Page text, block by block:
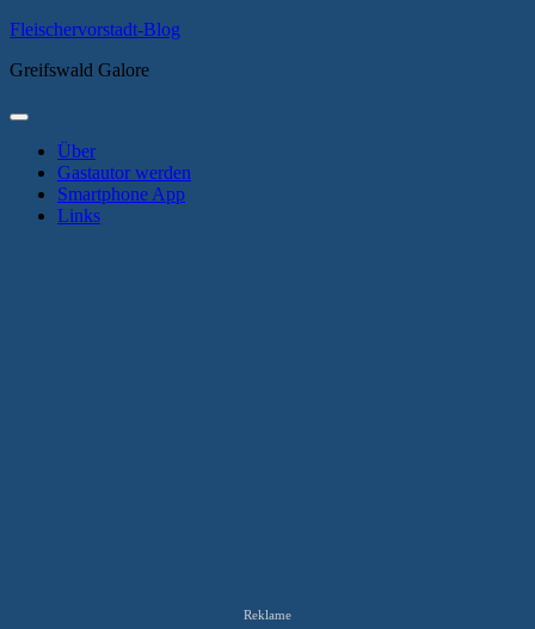
Zum
springen
Fleischervorstadt-Blog
Greifswald Galore
Primäres
Über
Gastautor werden
Smartphone App
Links
Reklame